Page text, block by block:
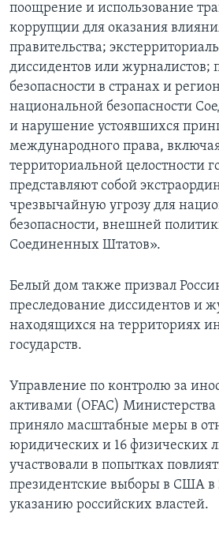
поощрение и использование
коррупции для оказания
правительства;
диссидентов или журналистов;
безопасности в странах и
национальной безопасности
и нарушение устоявшихся
международного права,
территориальной целостности
представляют собой
чрезвычайную угрозу для
безопасности, внешней
Соединенных Штатов».
Белый дом также призвал
преследование диссидентов и
находящихся на территориях
государств.
Управление по контролю за
активами (OFAC)
приняло масштабные меры в
юридических и 16 физических
участвовали в попытках
президентские выборы в США в
указанию российских властей.